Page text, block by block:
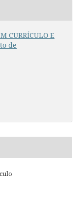
CURRÍCULO E
de